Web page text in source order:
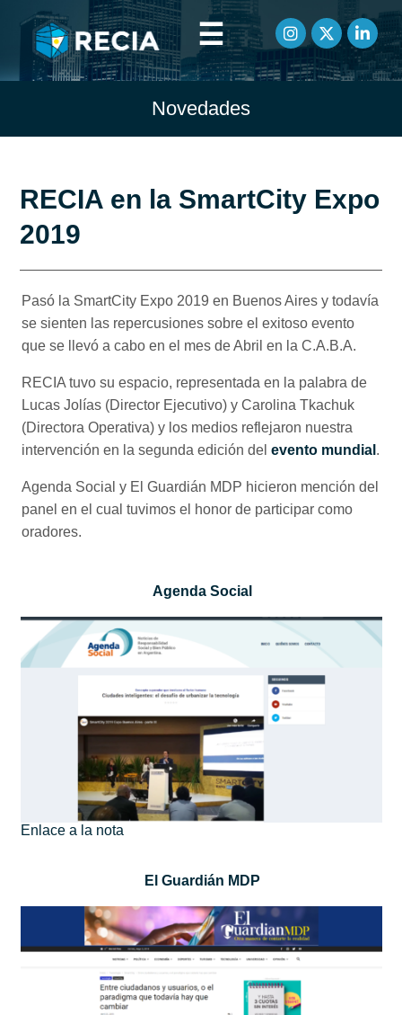
☰
Novedades
RECIA en la SmartCity Expo
2019
Pasó la SmartCity Expo 2019 en Buenos Aires y todavía
se sienten las repercusiones sobre el exitoso evento
que se llevó a cabo en el mes de Abril en la C.A.B.A.
RECIA tuvo su espacio, representada en la palabra de
Lucas Jolías (Director Ejecutivo) y Carolina Tkachuk
(Directora Operativa) y los medios reflejaron nuestra
intervención en la segunda edición delevento mundial .
Agenda Social y El Guardián MDP hicieron mención del
panel en el cual tuvimos el honor de participar como
oradores.
Agenda Social
Enlace a la nota
El Guardián MDP